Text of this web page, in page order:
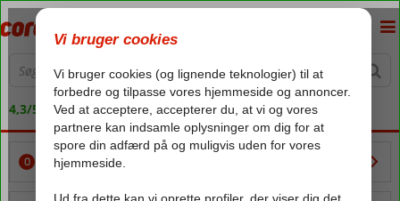
4,3/5 på Trustpilot
0 SETE HOTELLER